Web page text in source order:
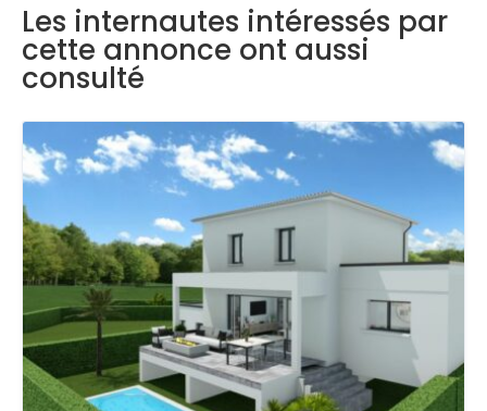
Les internautes intéressés par
cette annonce ont aussi
consulté